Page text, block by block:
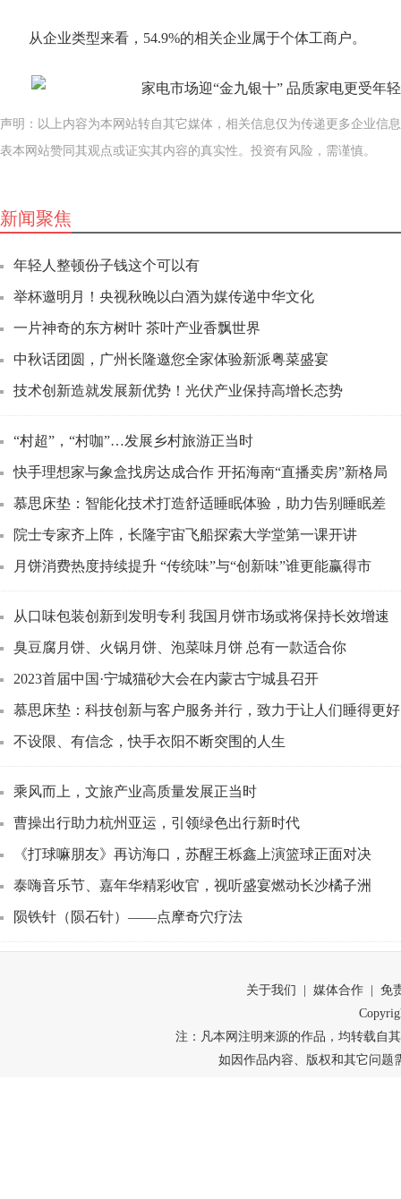
从企业类型来看，54.9%的相关企业属于个体工商户。
声明：以上内容为本网站转自其它媒体，相关信息仅为传递更多企业信
表本网站赞同其观点或证实其内容的真实性。投资有风险，需谨慎。
新闻聚焦
年轻人整顿份子钱这个可以有
举杯邀明月！央视秋晚以白酒为媒传递中华文化
一片神奇的东方树叶 茶叶产业香飘世界
中秋话团圆，广州长隆邀您全家体验新派粤菜盛宴
技术创新造就发展新优势！光伏产业保持高增长态势
“村超”，“村咖”…发展乡村旅游正当时
快手理想家与象盒找房达成合作 开拓海南“直播卖房”新格局
慕思床垫：智能化技术打造舒适睡眠体验，助力告别睡眠差
院士专家齐上阵，长隆宇宙飞船探索大学堂第一课开讲
月饼消费热度持续提升 “传统味”与“创新味”谁更能赢得市
从口味包装创新到发明专利 我国月饼市场或将保持长效增速
臭豆腐月饼、火锅月饼、泡菜味月饼 总有一款适合你
2023首届中国·宁城猫砂大会在内蒙古宁城县召开
慕思床垫：科技创新与客户服务并行，致力于让人们睡得更好
不设限、有信念，快手衣阳不断突围的人生
乘风而上，文旅产业高质量发展正当时
曹操出行助力杭州亚运，引领绿色出行新时代
《打球嘛朋友》再访海口，苏醒王栎鑫上演篮球正面对决
泰嗨音乐节、嘉年华精彩收官，视听盛宴燃动长沙橘子洲
陨铁针（陨石针）——点摩奇穴疗法
关于我们 | 媒体合作 |
注：凡本网注明来源的作品，均转载自
如因作品内容、版权和其它问题